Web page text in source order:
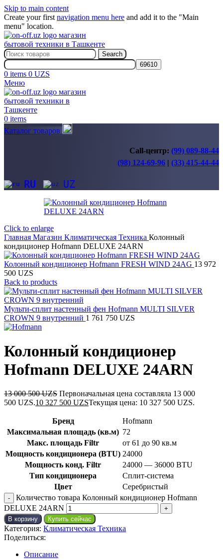
Skip to main content
Create your first navigation menu here and add it to the "Main
menu" location.
Search
0 items 0 UZS
Меню
0 items
Каталог товаров
Call-центр: (99) 089-88-44
(98) 124-69-96 | (33) 415-44-44
RU UZ
Click to enlarge
Главная Магазин Климатическая Техника Колонный
кондиционер Hofmann DELUXE 24ARN
Колонный кондиционер Hofmann FRESH WIND 24AG 13 972
500 UZS
Back to products
Мульти-сплит настенный фен Hofmann MULTI SILVER
CROWN 9 внутренний 1 761 750 UZS
Колонный кондиционер
Hofmann DELUXE 24ARN
13 000 500UZS Первоначальная цена составляла 13 000
500 UZS.10 327 500 UZSТекущая цена: 10 327 500 UZS.
Бренд
Hofmann
Максимальная площадь (кв.м) 72
Макс. площадь Filtr
от 61 до 90 кв.м
Мощность кондиционера (BTU) 24000
Мощность конд. Filtr
24000 — 36000 BTU
Тип кондиционера
Сплит-система
Цвет
Серебристый
Количество товара Колонный кондиционер Hofmann
DELUXE 24ARN
В корзину Купить сейчас
Категория: Климатическая Техника
Поделиться:
Описание